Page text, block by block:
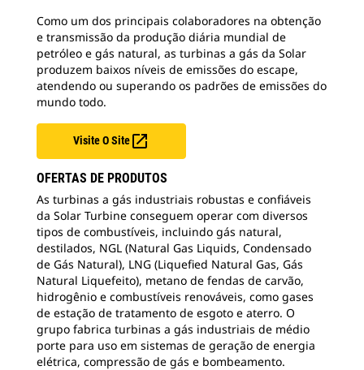
Como um dos principais colaboradores na obtenção
e transmissão da produção diária mundial de
petróleo e gás natural, as turbinas a gás da Solar
produzem baixos níveis de emissões do escape,
atendendo ou superando os padrões de emissões do
mundo todo.
Visite O Site
OFERTAS DE PRODUTOS
As turbinas a gás industriais robustas e confiáveis
da Solar Turbine conseguem operar com diversos
tipos de combustíveis, incluindo gás natural,
destilados, NGL (Natural Gas Liquids, Condensado
de Gás Natural), LNG (Liquefied Natural Gas, Gás
Natural Liquefeito), metano de fendas de carvão,
hidrogênio e combustíveis renováveis, como gases
de estação de tratamento de esgoto e aterro. O
grupo fabrica turbinas a gás industriais de médio
porte para uso em sistemas de geração de energia
elétrica, compressão de gás e bombeamento.